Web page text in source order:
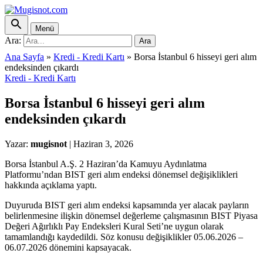
Menü
Ara: Ara
Ana Sayfa » Kredi - Kredi Kartı » Borsa İstanbul 6 hisseyi geri alım
endeksinden çıkardı
Kredi - Kredi Kartı
Borsa İstanbul 6 hisseyi geri alım
endeksinden çıkardı
Yazar: mugisnot | Haziran 3, 2026
Borsa İstanbul A.Ş. 2 Haziran’da Kamuyu Aydınlatma
Platformu’ndan BIST geri alım endeksi dönemsel değişiklikleri
hakkında açıklama yaptı.
Duyuruda BIST geri alım endeksi kapsamında yer alacak payların
belirlenmesine ilişkin dönemsel değerleme çalışmasının BIST Piyasa
Değeri Ağırlıklı Pay Endeksleri Kural Seti’ne uygun olarak
tamamlandığı kaydedildi. Söz konusu değişiklikler 05.06.2026 –
06.07.2026 dönemini kapsayacak.